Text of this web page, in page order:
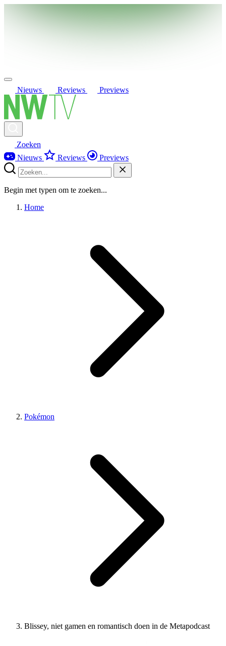
Nieuws Reviews Previews
Zoeken
Nieuws
Reviews Previews
Begin met typen om te zoeken...
Home
Pokémon
Blissey, niet gamen en romantisch doen in de Metapodcast